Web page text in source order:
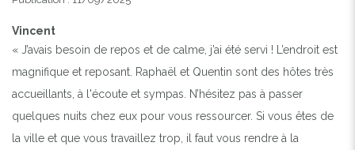
Vincent
« J’avais besoin de repos et de calme, j’ai été servi ! L’endroit est
magnifique et reposant. Raphaël et Quentin sont des hôtes très
accueillants, à l'écoute et sympas. N’hésitez pas à passer
quelques nuits chez eux pour vous ressourcer. Si vous êtes de
la ville et que vous travaillez trop, il faut vous rendre à la